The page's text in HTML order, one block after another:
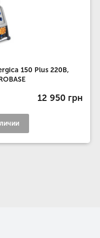
150 Plus 220В,
12 950 грн